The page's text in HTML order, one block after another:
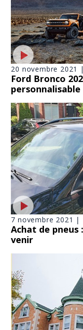
20 novembre 2021
Ford Bronco
personnalisable
7 novembre 2021 |
Achat de pneus
venir